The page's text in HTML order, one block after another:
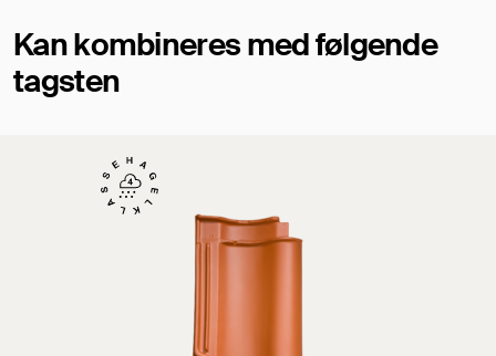
Kan kombineres med følgende
tagsten